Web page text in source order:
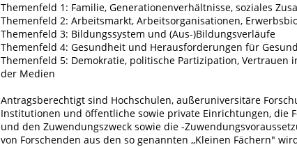
Themenfeld 1: Familie, Generationenverhältnisse, soziales
Themenfeld 2: Arbeitsmarkt, Arbeitsorganisationen,
Themenfeld 3: Bildungssystem und (Aus-)Bildungsverläufe
Themenfeld 4: Gesundheit und Herausforderungen für
Themenfeld 5: Demokratie, politische Partizipation,
der Medien
Antragsberechtigt sind Hochschulen, außeruniversitäre
Institutionen und öffentliche sowie private Einrichtungen, die
und den Zuwendungszweck sowie die -
von Forschenden aus den so genannten ,,Kleinen Fächern"